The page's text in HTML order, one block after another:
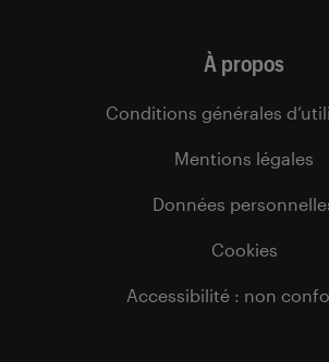
À propos
Conditions générales
Mentions légales
Données
Cookies
Accessibilité : non